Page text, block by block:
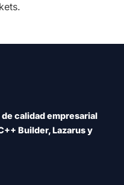
calidad empresarial
Builder, Lazarus y